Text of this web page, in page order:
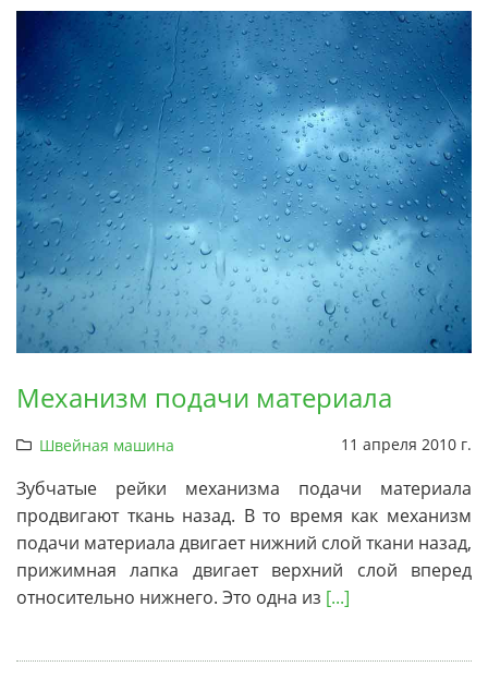
Механизм подачи материала
Швейная машина 11 апреля 2010 г.
Зубчатые рейки механизма подачи материала
продвигают ткань назад. В то время как механизм
подачи материала двигает нижний слой ткани назад,
прижимная лапка двигает верхний слой вперед
относительно нижнего. Это одна из [...]